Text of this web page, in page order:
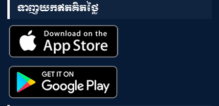
ទាញយកឥតគិតថ្លៃ